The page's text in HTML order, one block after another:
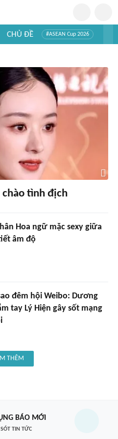
CHỦ ĐỀ #ASEAN Cup 2026
chào tình địch
Hoa ngữ mặc sexy giữa
âm độ
đêm hội Weibo: Dương
tay Lý Hiện gây sốt mạng
THÊM
BÁO MỚI
TIN TỨC